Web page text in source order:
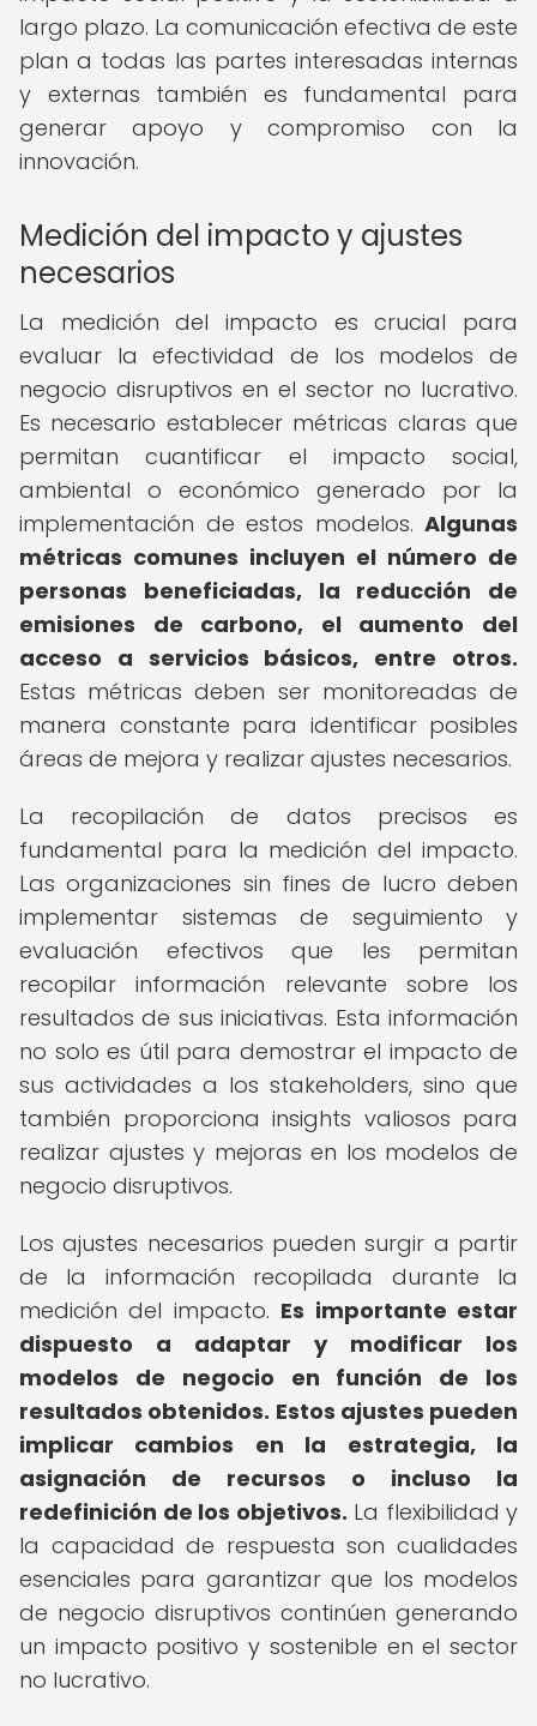
largo plazo. La comunicación efectiva de este
plan a todas las partes interesadas internas
y externas también es fundamental para
generar apoyo y compromiso con la
innovación.
Medición del impacto y ajustes
necesarios
La medición del impacto es crucial para
evaluar la efectividad de los modelos de
negocio disruptivos en el sector no lucrativo.
Es necesario establecer métricas claras que
permitan cuantificar el impacto social,
ambiental o económico generado por la
implementación de estos modelos. Algunas
métricas comunes incluyen el número de
personas beneficiadas, la reducción de
emisiones de carbono, el aumento del
acceso a servicios básicos, entre otros.
Estas métricas deben ser monitoreadas de
manera constante para identificar posibles
áreas de mejora y realizar ajustes necesarios.
La recopilación de datos precisos es
fundamental para la medición del impacto.
Las organizaciones sin fines de lucro deben
implementar sistemas de seguimiento y
evaluación efectivos que les permitan
recopilar información relevante sobre los
resultados de sus iniciativas. Esta información
no solo es útil para demostrar el impacto de
sus actividades a los stakeholders, sino que
también proporciona insights valiosos para
realizar ajustes y mejoras en los modelos de
negocio disruptivos.
Los ajustes necesarios pueden surgir a partir
de la información recopilada durante la
medición del impacto. Es importante estar
dispuesto a adaptar y modificar los
modelos de negocio en función de los
resultados obtenidos. Estos ajustes pueden
implicar cambios en la estrategia, la
asignación de recursos o incluso la
redefinición de los objetivos. La flexibilidad y
la capacidad de respuesta son cualidades
esenciales para garantizar que los modelos
de negocio disruptivos continúen generando
un impacto positivo y sostenible en el sector
no lucrativo.